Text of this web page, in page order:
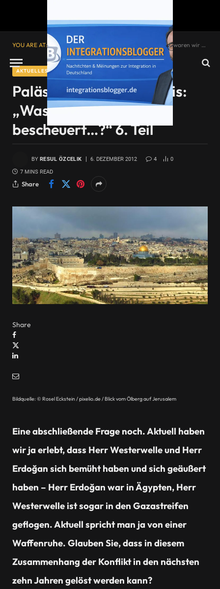
YOU ARE AT: Startseite» Palästinenser und Israelis: „Was waren wir bescheuert…?“ 6. Teil
AKTUELLES
Palästinenser und Israelis:
„Was waren wir
bescheuert…?“ 6. Teil
BY RESUL ÖZCELIK 6. DEZEMBER 2012 4 0
7 MINS READ
Share
Share
Bildquelle: © Rosel Eckstein / pixelio.de / Blick vom Ölberg auf Jerusalem
Eine abschließende Frage noch. Aktuell haben
wir ja erlebt, dass Herr Westerwelle und Herr
Erdoğan sich bemüht haben und sich geäußert
haben – Herr Erdoğan war in Ägypten, Herr
Westerwelle ist sogar in den Gazastreifen
geflogen. Aktuell spricht man ja von einer
Waffenruhe. Glauben Sie, dass in diesem
Zusammenhang der Konflikt in den nächsten
zehn Jahren gelöst werden kann?